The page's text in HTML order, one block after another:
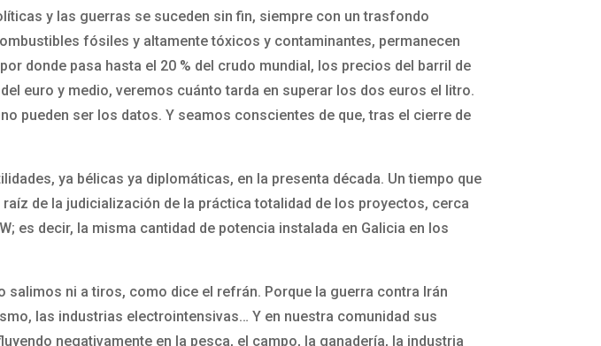
y las guerras se suceden sin fin, siempre con un trasfondo
fósiles y altamente tóxicos y contaminantes, permanecen
donde pasa hasta el 20 % del crudo mundial, los precios del barril de
euro y medio, veremos cuánto tarda en superar los dos euros el litro.
pueden ser los datos. Y seamos conscientes de que, tras el cierre de
ya bélicas ya diplomáticas, en la presenta década. Un tiempo que
de la judicialización de la práctica totalidad de los proyectos, cerca
es decir, la misma cantidad de potencia instalada en Galicia en los
salimos ni a tiros, como dice el refrán. Porque la guerra contra Irán
las industrias electrointensivas… Y en nuestra comunidad sus
negativamente en la pesca, el campo, la ganadería, la industria